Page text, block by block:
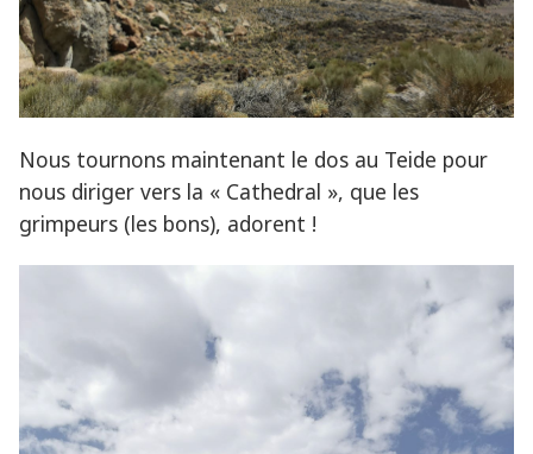
Nous tournons maintenant le dos au Teide pour
nous diriger vers la « Cathedral », que les
grimpeurs (les bons), adorent !